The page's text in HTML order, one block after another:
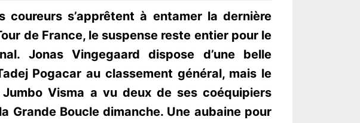
coureurs s’apprêtent à entamer la dernière
de France, le suspense reste entier pour le
Jonas Vingegaard dispose d’une belle
Pogacar au classement général, mais le
Visma a vu deux de ses coéquipiers
Grande Boucle dimanche. Une aubaine pour